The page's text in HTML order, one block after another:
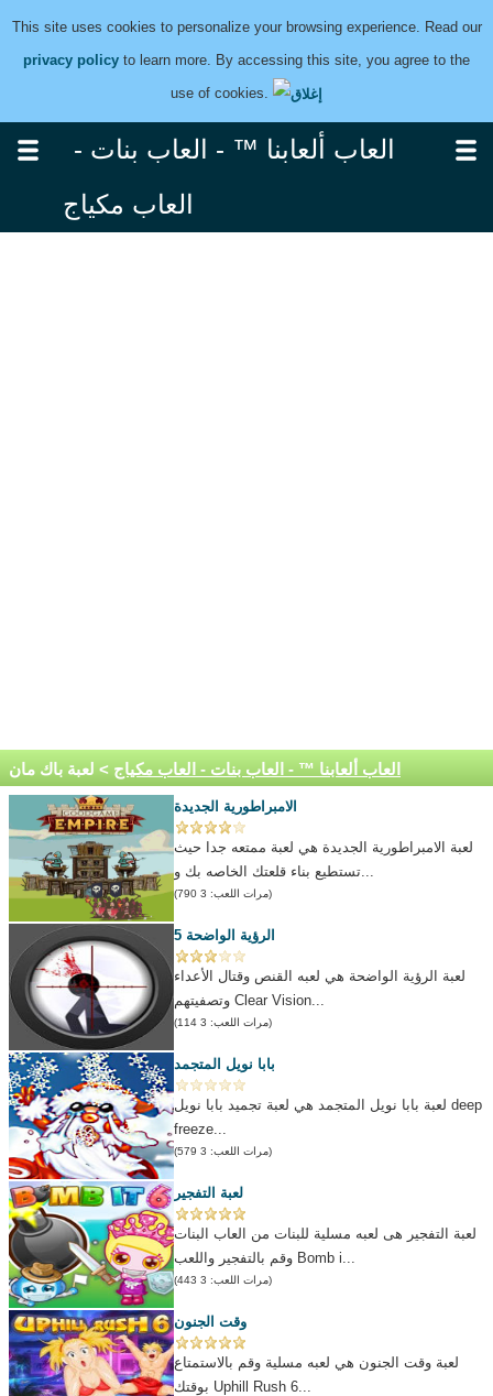
This site uses cookies to personalize your browsing experience. Read our
privacy policy to learn more. By accessing this site, you agree to the
use of cookies.
العاب ألعابنا ™ - العاب بنات -
العاب مكياج
العاب ألعابنا ™ - العاب بنات - العاب مكياج > لعبة باك مان
الامبراطورية الجديدة
لعبة الامبراطورية الجديدة هي لعبة ممتعه جدا حيث
(مرات اللعب: 3 790)
الرؤية الواضحة 5
لعبة الرؤية الواضحة هي لعبه القنص وقتال الأعداء
وتصفيتهم Clear Vision...
(مرات اللعب: 3 114)
بابا نويل المتجمد
لعبة بابا نويل المتجمد هي لعبة تجميد بابا نويل deep
freeze...
(مرات اللعب: 3 579)
لعبة التفجير
لعبة التفجير هى لعبه مسلية للبنات من العاب البنات
وقم بالتفجير واللعب Bomb i...
(مرات اللعب: 3 443)
وقت الجنون
لعبة وقت الجنون هي لعبه مسلية وقم بالاستمتاع
بوقتك Uphill Rush 6...